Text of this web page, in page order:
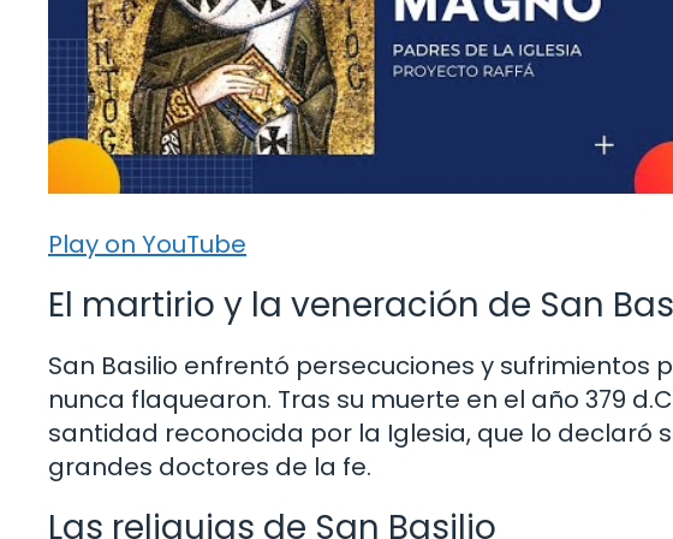
Play on YouTube
El martirio y la veneración de San
San Basilio enfrentó persecuciones y sufrimientos
nunca flaquearon. Tras su muerte en el año 379
santidad reconocida por la Iglesia, que lo declaró
grandes doctores de la fe.
Las reliquias de San Basilio